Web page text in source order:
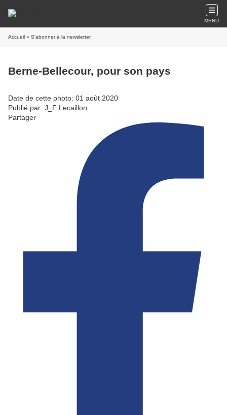
MENU
Accueil » S'abonner à la newsletter
Berne-Bellecour, pour son pays
Date de cette photo: 01 août 2020
Publié par: J_F Lecaillon
Partager